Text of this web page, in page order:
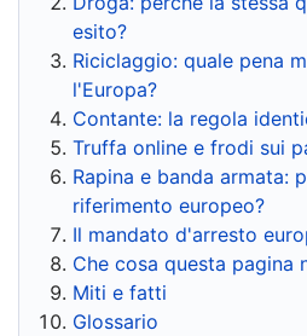
esito?
Riciclaggio: quale pena
l'Europa?
Contante: la regola
Truffa online e frodi sui
Rapina e banda armata:
riferimento europeo?
Il mandato d'arresto
Che cosa questa pagina
Miti e fatti
Glossario